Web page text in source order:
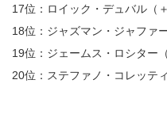
17位：ロイック・デュバル（
18位：ジャズマン・ジャファ
19位：ジェームス・ロシター
20位：ステファノ・コレッテ